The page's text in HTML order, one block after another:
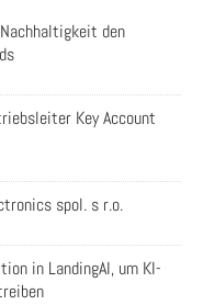
den
Key Account
spol. s r.o.
in LandingAI, um KI-